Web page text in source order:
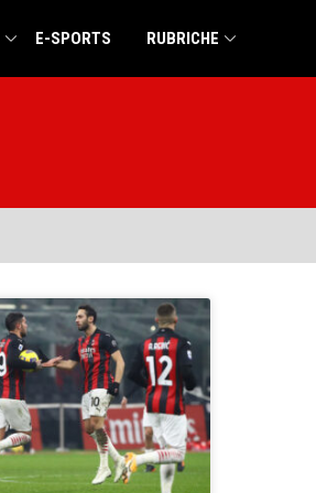
E-SPORTS RUBRICHE